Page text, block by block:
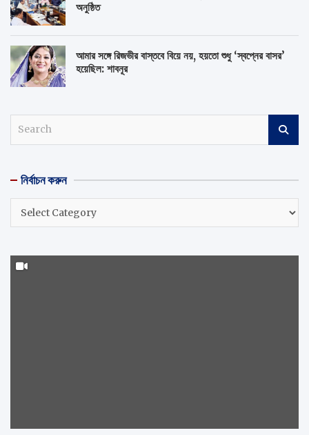
অনুষ্ঠিত
আমার সঙ্গে রিজভীর বাস্তবে বিয়ে নয়, হয়তো শুধু ‘স্বপ্নের বাসর’
হয়েছিল: শাবনূর
c
h
নির্বাচন করুন
করুন